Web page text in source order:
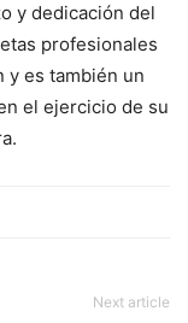
y dedicación del
profesionales
y es también un
el ejercicio de su
Next article